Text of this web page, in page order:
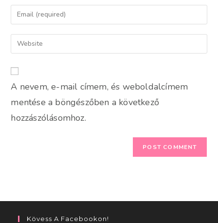
name
comment
Enter
your
email
address
Enter
your
URL
(optional)
A nevem, e-mail címem, és weboldalcímem
mentése a böngészőben a következő
hozzászólásomhoz.
Kövess A Facebookon!